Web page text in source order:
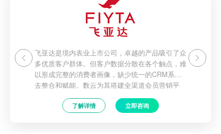
飞亚达是境内表业上市公司，卓越的产品吸引了众
多优质客户群体。但客户数据分散在各个触点，难
以形成完整的消费者画像，缺少统一的CRM系统
去整合和赋能。数云为其搭建全渠道会员营销平
段的精准营销以及赋能门店，强化导购端的会员招
了解详情 立即咨询